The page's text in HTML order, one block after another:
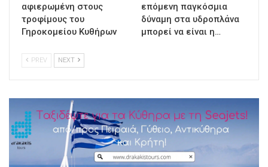
αφιερωμένη στους
τροφίμους του
Γηροκομείου Κυθήρων
επόμενη παγκόσμια
δύναμη στα υδροπλάνα
μπορεί να είναι η…
PREV NEXT